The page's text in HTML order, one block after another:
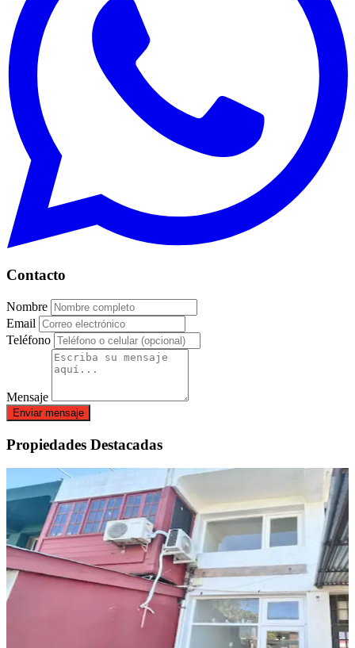
Contacto
Nombre
Email
Teléfono
Mensaje
Enviar mensaje
Propiedades Destacadas